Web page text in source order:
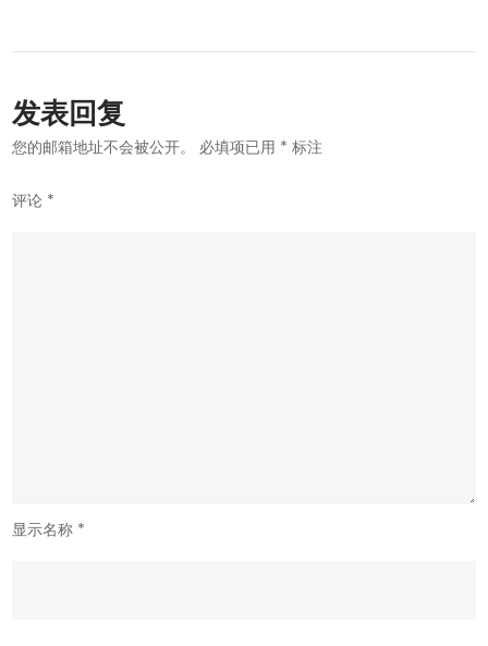
导
航
发表回复
您的邮箱地址不会被公开。 必填项已用 * 标注
评论 *
显示名称 *